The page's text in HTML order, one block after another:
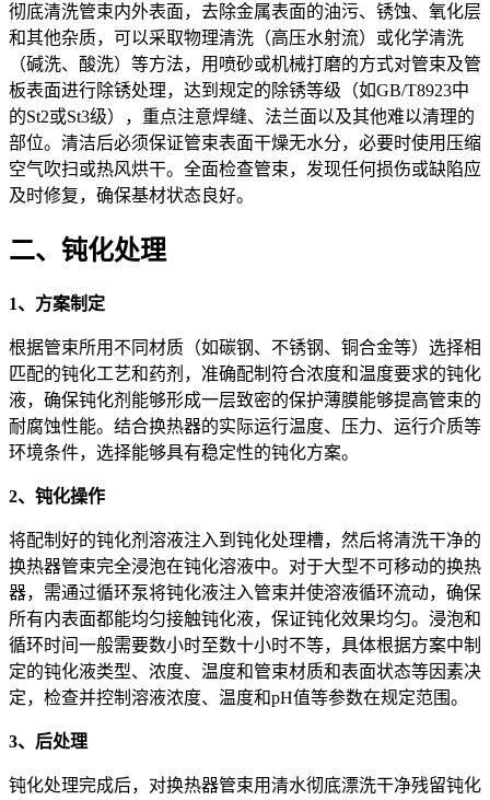
彻底清洗管束内外表面，去除金属表面的油污、锈蚀、氧化层
和其他杂质，可以采取物理清洗（高压水射流）或化学清洗
（碱洗、酸洗）等方法，用喷砂或机械打磨的方式对管束及管
板表面进行除锈处理，达到规定的除锈等级（如GB/T8923中
的St2或St3级），重点注意焊缝、法兰面以及其他难以清理的
部位。清洁后必须保证管束表面干燥无水分，必要时使用压缩
空气吹扫或热风烘干。全面检查管束，发现任何损伤或缺陷应
及时修复，确保基材状态良好。
二、钝化处理
1、方案制定
根据管束所用不同材质（如碳钢、不锈钢、铜合金等）选择相
匹配的钝化工艺和药剂，准确配制符合浓度和温度要求的钝化
液，确保钝化剂能够形成一层致密的保护薄膜能够提高管束的
耐腐蚀性能。结合换热器的实际运行温度、压力、运行介质等
环境条件，选择能够具有稳定性的钝化方案。
2、钝化操作
将配制好的钝化剂溶液注入到钝化处理槽，然后将清洗干净的
换热器管束完全浸泡在钝化溶液中。对于大型不可移动的换热
器，需通过循环泵将钝化液注入管束并使溶液循环流动，确保
所有内表面都能均匀接触钝化液，保证钝化效果均匀。浸泡和
循环时间一般需要数小时至数十小时不等，具体根据方案中制
定的钝化液类型、浓度、温度和管束材质和表面状态等因素决
定，检查并控制溶液浓度、温度和pH值等参数在规定范围。
3、后处理
钝化处理完成后，对换热器管束用清水彻底漂洗干净残留钝化